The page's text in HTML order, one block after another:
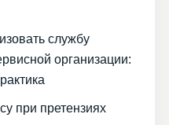
службу
организации:
при претензиях